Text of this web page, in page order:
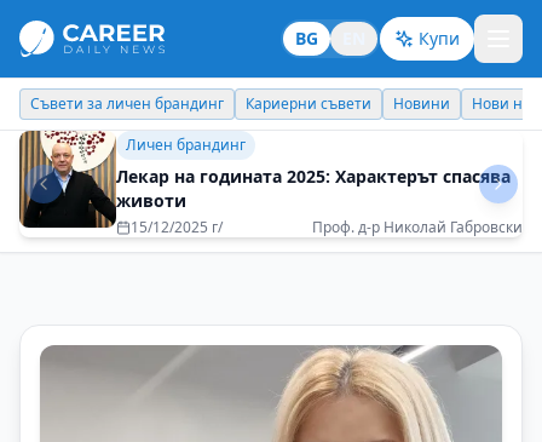
BG Купи
Кариерни съвети Новини Нови назначения Днес празнува
Бизнес брандинг
Приятно е всеки ден да се будим с вълнение
за предстоящото
08/05/2025 г/ Катя Димитрова - Interpartners